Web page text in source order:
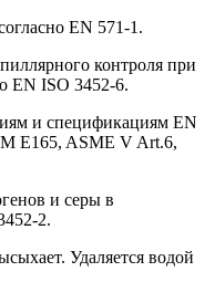
EN 571-1.
контроля при
EN ISO 3452-6.
и спецификациям EN
E165, ASME V Art.6,
и серы в
2.
Удаляется водой